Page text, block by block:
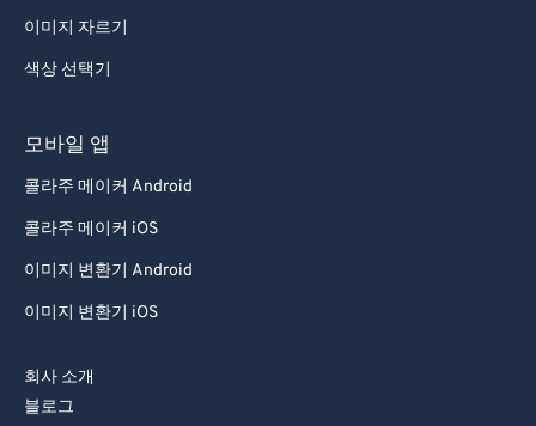
이미지 자르기
색상 선택기
모바일 앱
콜라주 메이커 Android
콜라주 메이커 iOS
이미지 변환기 Android
이미지 변환기 iOS
회사 소개
블로그